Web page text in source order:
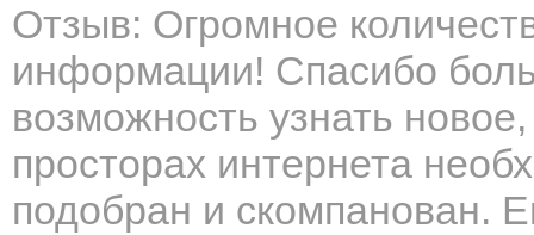
Отзыв: Огромное
информации! Спасибо
возможность узнать
просторах интернета
подобран и скомпанован.